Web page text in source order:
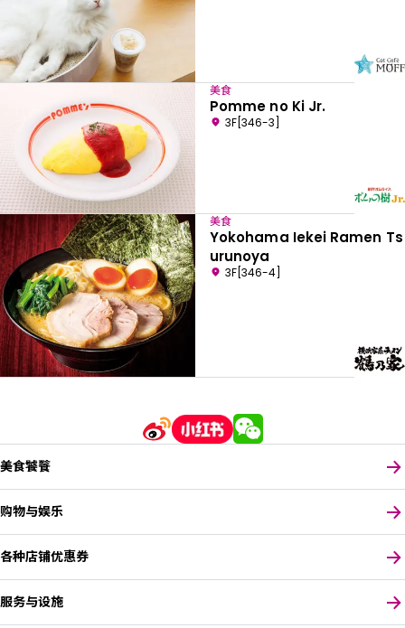
美食
Pomme no Ki Jr.
3F[346-3]
美食
Yokohama Iekei Ramen Ts
urunoya
3F[346-4]
美食饕餮
购物与娱乐
各种店铺优惠券
服务与设施